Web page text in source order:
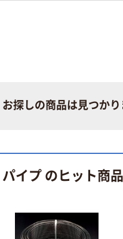
お探しの商品は見つかり
パイプ のヒット商品
ゴミ袋 エコノミ
透明 高密度タイ
オリジナル